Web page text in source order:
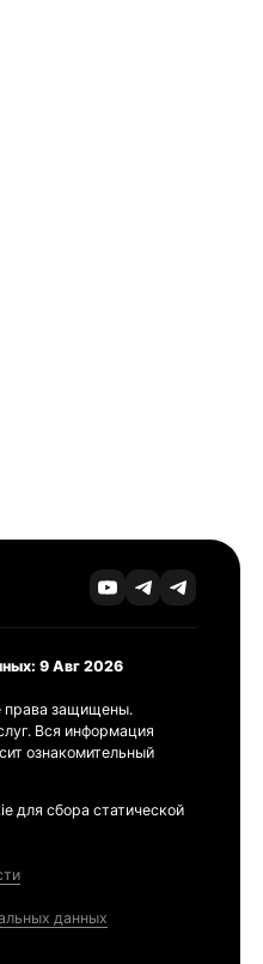
9 Авг 2026
права защищены.
Вся информация
ознакомительный
для сбора статической
данных